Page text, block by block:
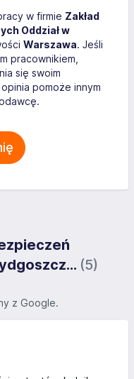
w firmie Zakład
Oddział w
Warszawa. Jeśli
pracownikiem,
się swoim
pomoże innym
(5)
z Google.